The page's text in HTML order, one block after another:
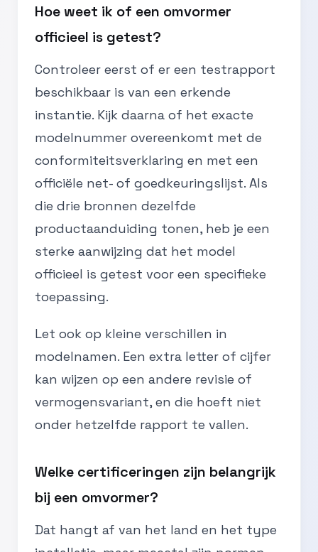
Hoe weet ik of een omvormer
officieel is getest?
Controleer eerst of er een testrapport
beschikbaar is van een erkende
instantie. Kijk daarna of het exacte
modelnummer overeenkomt met de
conformiteitsverklaring en met een
officiële net- of goedkeuringslijst. Als
die drie bronnen dezelfde
productaanduiding tonen, heb je een
sterke aanwijzing dat het model
officieel is getest voor een specifieke
toepassing.
Let ook op kleine verschillen in
modelnamen. Een extra letter of cijfer
kan wijzen op een andere revisie of
vermogensvariant, en die hoeft niet
onder hetzelfde rapport te vallen.
Welke certificeringen zijn belangrijk
bij een omvormer?
Dat hangt af van het land en het type